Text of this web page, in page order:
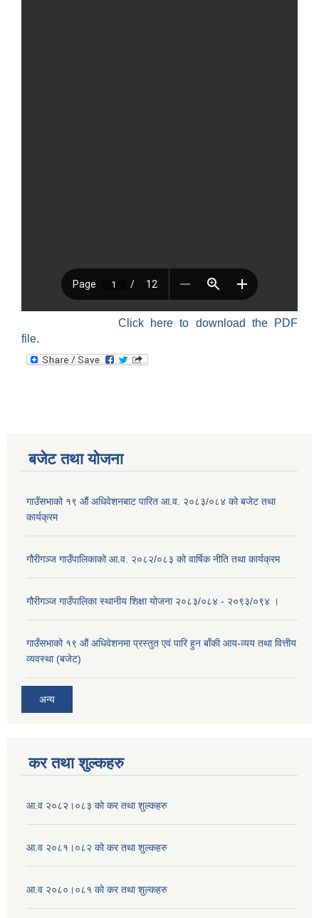
Click here to download the PDF
file.
बजेट तथा याेजना
गाउँसभाको १९ औं अधिवेशनबाट पारित आ.व. २०८३/०८४ को बजेट तथा
कार्यक्रम
गौरीगञ्ज गाउँपालिकाको आ.व. २०८२/०८३ को वार्षिक नीति तथा कार्यक्रम
गौरीगञ्ज गाउँपालिका स्थानीय शिक्षा योजना २०८३/०८४ - २०९३/०९४ ।
गाउँसभाको १९ ‌औं अधिवेशनमा प्रस्तुत एवं पारि हुन बाँकी आय-व्यय तथा वित्तीय
व्यवस्था (बजेट)
अन्य
कर तथा शुल्कहरु
आ.व २०८२।०८३ को कर तथा शुल्कहरु
आ.व २०८१।०८२ को कर तथा शुल्कहरु
आ.व २०८०।०८१ को कर तथा शुल्कहरु